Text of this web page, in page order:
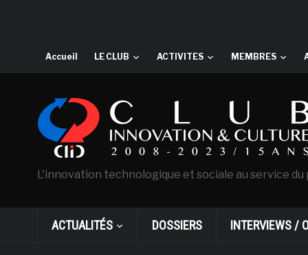
Accueil LE CLUB ACTIVITES MEMBRES
L'innovation technologique et sociale au service
ACTUALITÉS DOSSIERS INTERVIEWS /